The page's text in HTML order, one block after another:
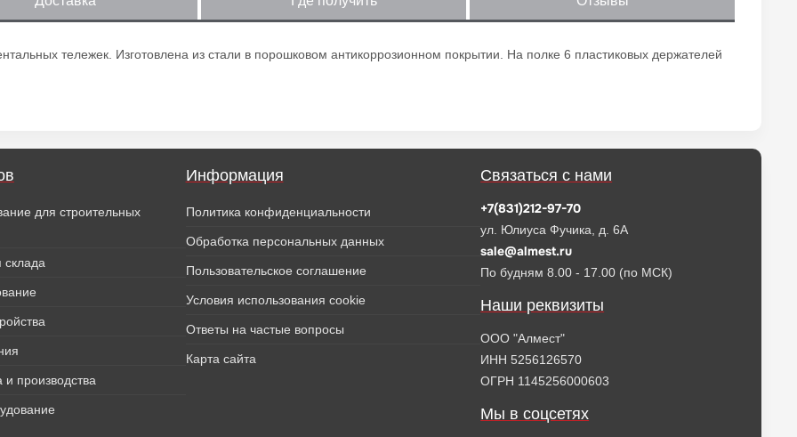
тележек. Изготовлена из стали в порошковом антикоррозионном покрытии. На полке 6 пластиковых держателей
для строительных
производства
Информация
Политика конфиденциальности
Обработка персональных данных
Пользовательское соглашение
Условия использования cookie
Ответы на частые вопросы
Карта сайта
Связаться с нами
+7(831)212-97-70
ул. Юлиуса Фучика, д. 6А
sale@almest.ru
По будням 8.00 - 17.00 (по МСК)
Наши реквизиты
ООО "Алмест"
ИНН 5256126570
ОГРН 1145256000603
Мы в соцсетях